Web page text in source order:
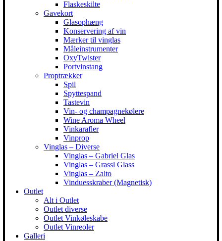
Flaskeskilte
Gavekort
Glasophæng
Konservering af vin
Mærker til vinglas
Måleinstrumenter
OxyTwister
Portvinstang
Proptrækker
Spil
Spyttespand
Tastevin
Vin- og champagnekølere
Wine Aroma Wheel
Vinkarafler
Vinprop
Vinglas – Diverse
Vinglas – Gabriel Glas
Vinglas – Grassl Glass
Vinglas – Zalto
Vinduesskraber (Magnetisk)
Outlet
Alt i Outlet
Outlet diverse
Outlet Vinkøleskabe
Outlet Vinreoler
Galleri